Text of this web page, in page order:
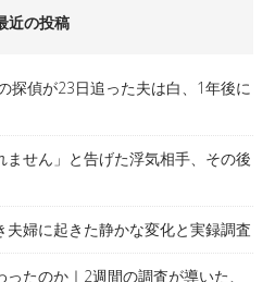
近の投稿
探偵が23日追った夫は白、1年後に
せん」と告げた浮気相手、その後
婦に起きた静かな変化と実録調査
たのか｜2週間の調査が導いた、